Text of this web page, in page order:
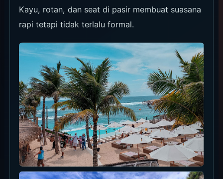
Kayu, rotan, dan seat di pasir membuat suasana
rapi tetapi tidak terlalu formal.